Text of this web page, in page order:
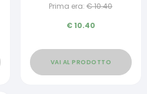
Prima era: €10.40
€10.40
VAI AL PRODOTTO